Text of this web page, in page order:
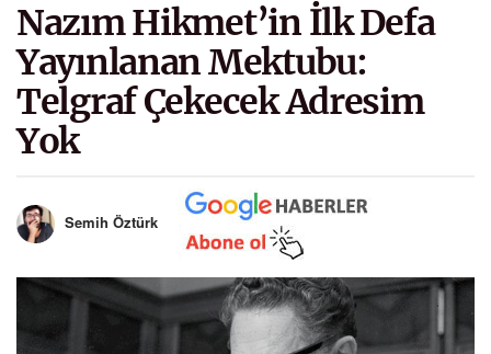
Nazım Hikmet’in İlk Defa
Yayınlanan Mektubu:
Telgraf Çekecek Adresim
Yok
Semih Öztürk